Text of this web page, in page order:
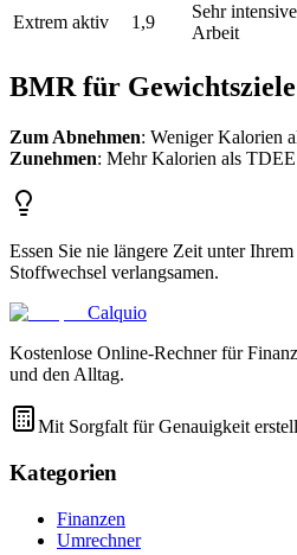
Extrem aktiv
1,9
Sehr
Arbeit
BMR für
Zum Abnehmen: Weniger Kalorien
Zunehmen: Mehr Kalorien als TDEE
Essen Sie nie längere Zeit unter
Stoffwechsel verlangsamen.
Calquio
Kostenlose Online-Rechner für
und den Alltag.
Mit Sorgfalt für Genauigkeit
Kategorien
Finanzen
Umrechner